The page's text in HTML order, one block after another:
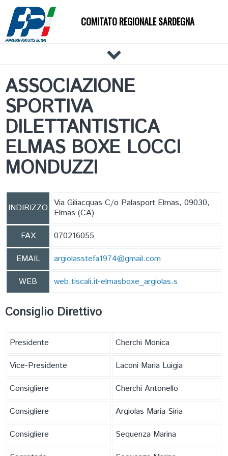
COMITATO REGIONALE SARDEGNA
IL COMITATO
NEWS
PALESTRE
TECNICI
AFFILIAZIONE E TESSERAMENTO
CARTE FEDERALI
ASSOCIAZIONE
SPORTIVA
DILETTANTISTICA
ELMAS BOXE LOCCI
MONDUZZI
INDIRIZZO Via Giliacquas C/o Palasport Elmas, 09030,
Elmas (CA)
FAX
070216055
EMAIL
argiolasstefa1974@gmail.com
WEB
web.tiscali.it-elmasboxe_argiolas.s
Consiglio Direttivo
Presidente
Cherchi Monica
Vice-Presidente
Laconi Maria Luigia
Consigliere
Cherchi Antonello
Consigliere
Argiolas Maria Siria
Consigliere
Sequenza Marina